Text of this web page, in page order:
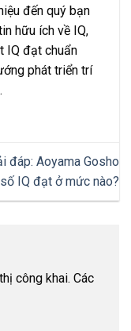
đến quý bạn
hữu ích về IQ,
IQ đạt chuẩn
phát triển trí
đáp: Aoyama Gosho
IQ đạt ở mức nào?
công khai. Các